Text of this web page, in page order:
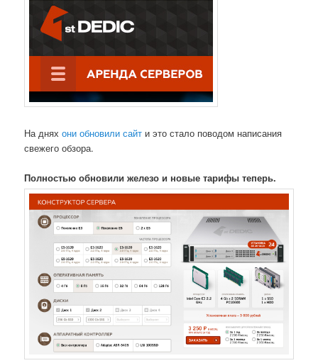
На дняхони обновили сайт и это стало поводом написания
свежего обзора.
Полностью обновили железо и новые тарифы теперь.